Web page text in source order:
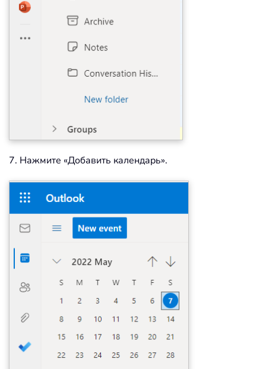
7. Нажмите «Добавить календарь».